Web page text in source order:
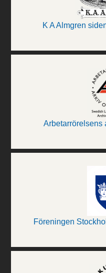
K A Almgren
Arbetarrörelsens
Föreningen